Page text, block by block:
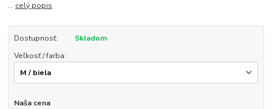
... celý popis
Dostupnosť:
Skladom
Veľkosť / farba:
Naša cena